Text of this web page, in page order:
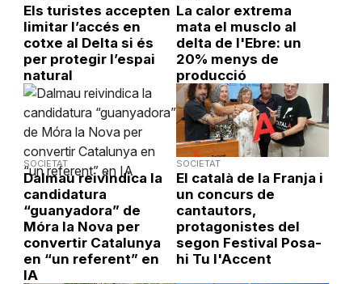
Els turistes accepten
limitar l’accés en
cotxe al Delta si és
per protegir l’espai
natural
La calor extrema
mata el musclo al
delta de l'Ebre: un
20% menys de
producció
SOCIETAT
Dalmau reivindica la
candidatura
“guanyadora” de
Móra la Nova per
convertir Catalunya
en “un referent” en
IA
SOCIETAT
El català de la Franja i
un concurs de
cantautors,
protagonistes del
segon Festival Posa-
hi Tu l'Accent